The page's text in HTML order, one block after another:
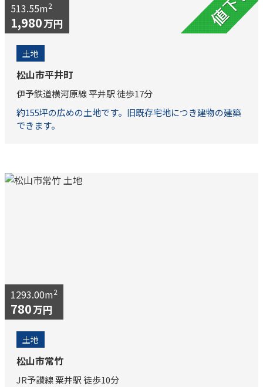
513.55m2
1,980万円
土地
松山市平井町
伊予鉄道横河原線 平井駅 徒歩17分
約155坪の広めの土地です。旧既存宅地につき建物の建築
できます。
1293.00m2
780万円
土地
松山市常竹
JR予讃線 粟井駅 徒歩10分